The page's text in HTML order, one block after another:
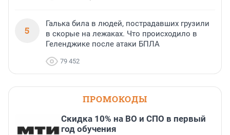
5
Галька била в людей, пострадавших грузили
в скорые на лежаках. Что происходило в
Геленджике после атаки БПЛА
79 452
ПРОМОКОДЫ
Скидка 10% на ВО и СПО в первый
год обучения